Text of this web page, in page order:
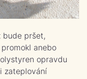
bude pršet,
anebo
opravdu
zateplování